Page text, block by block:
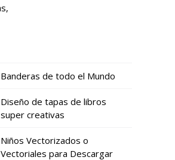
Banderas de todo el Mundo
Diseño de tapas de libros
super creativas
Niños Vectorizados o
Vectoriales para Descargar